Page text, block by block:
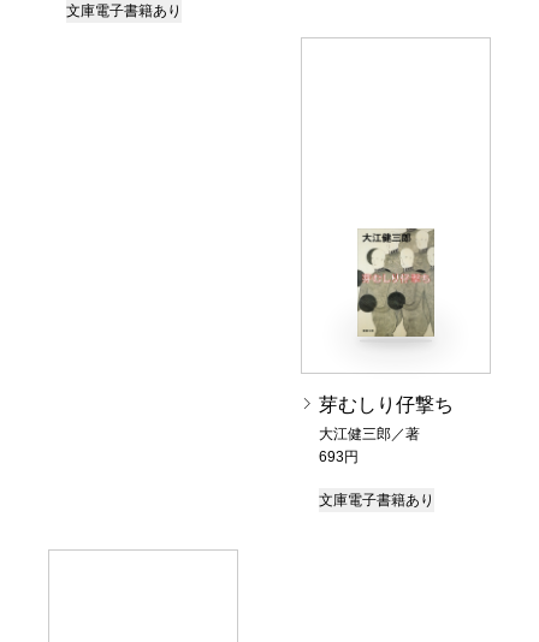
文庫電子書籍あり
芽むしり仔撃ち
大江健三郎／著
693円
文庫電子書籍あり